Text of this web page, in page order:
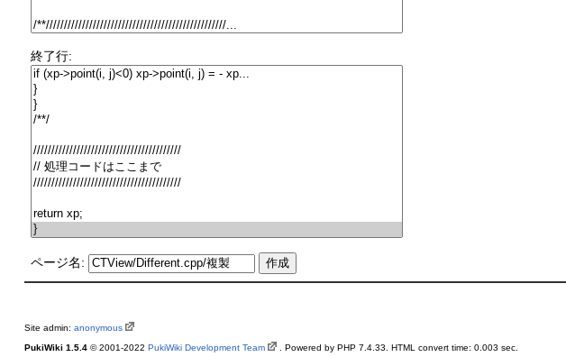
終了行:
ページ名:
Site admin: anonymous
PukiWiki 1.5.4© 2001-2022 PukiWiki Development Team . Powered by PHP 7.4.33. HTML convert time: 0.003 sec.